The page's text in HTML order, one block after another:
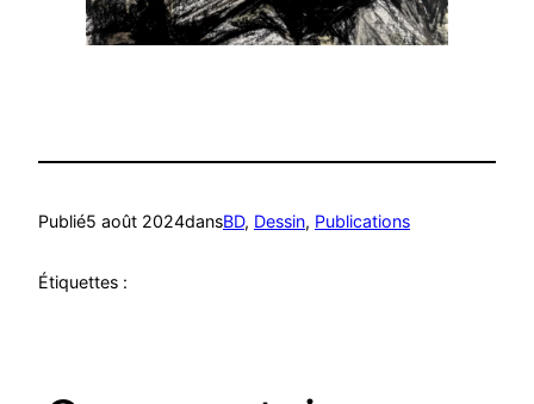
Publié5 août 2024dansBD, Dessin, Publications
Étiquettes :